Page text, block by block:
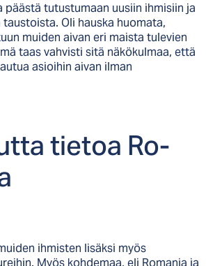
päästä tutustumaan uusiin ihmisiin ja
Oli hauska huomata,
muiden aivan eri maista tulevien
taas vahvisti sitä näkökulmaa, että
asioihin aivan ilman
tie­toa Ro­
ihmisten lisäksi myös
Myös kohdemaa, eli Romania ja